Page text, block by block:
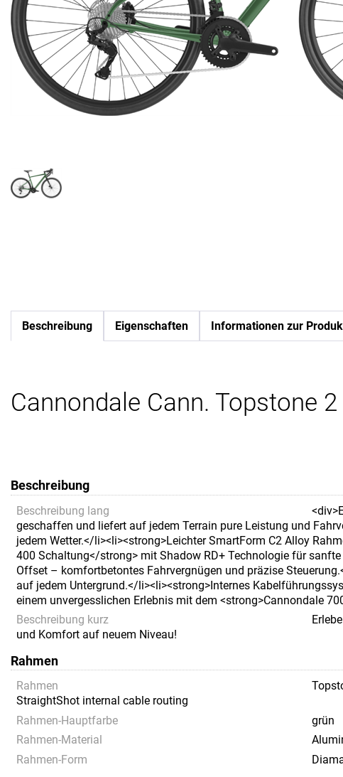
Beschreibung Eigenschaften Informationen zur
Cannondale Cann. Topstone
Beschreibung
Beschreibung lang
geschaffen und liefert auf jedem Terrain pure Leistung und
jedem Wetter.</li><li><strong>Leichter SmartForm C2 Alloy
400 Schaltung</strong> mit Shadow RD+ Technologie für
Offset – komfortbetontes Fahrvergnügen und präzise
auf jedem Untergrund.</li><li><strong>Internes
einem unvergesslichen Erlebnis mit dem <strong>Cannondale
Beschreibung kurz
und Komfort auf neuem Niveau!
Rahmen
Rahmen
StraightShot internal cable routing
Rahmen-Hauptfarbe
grün
Rahmen-Material
Rahmen-Form